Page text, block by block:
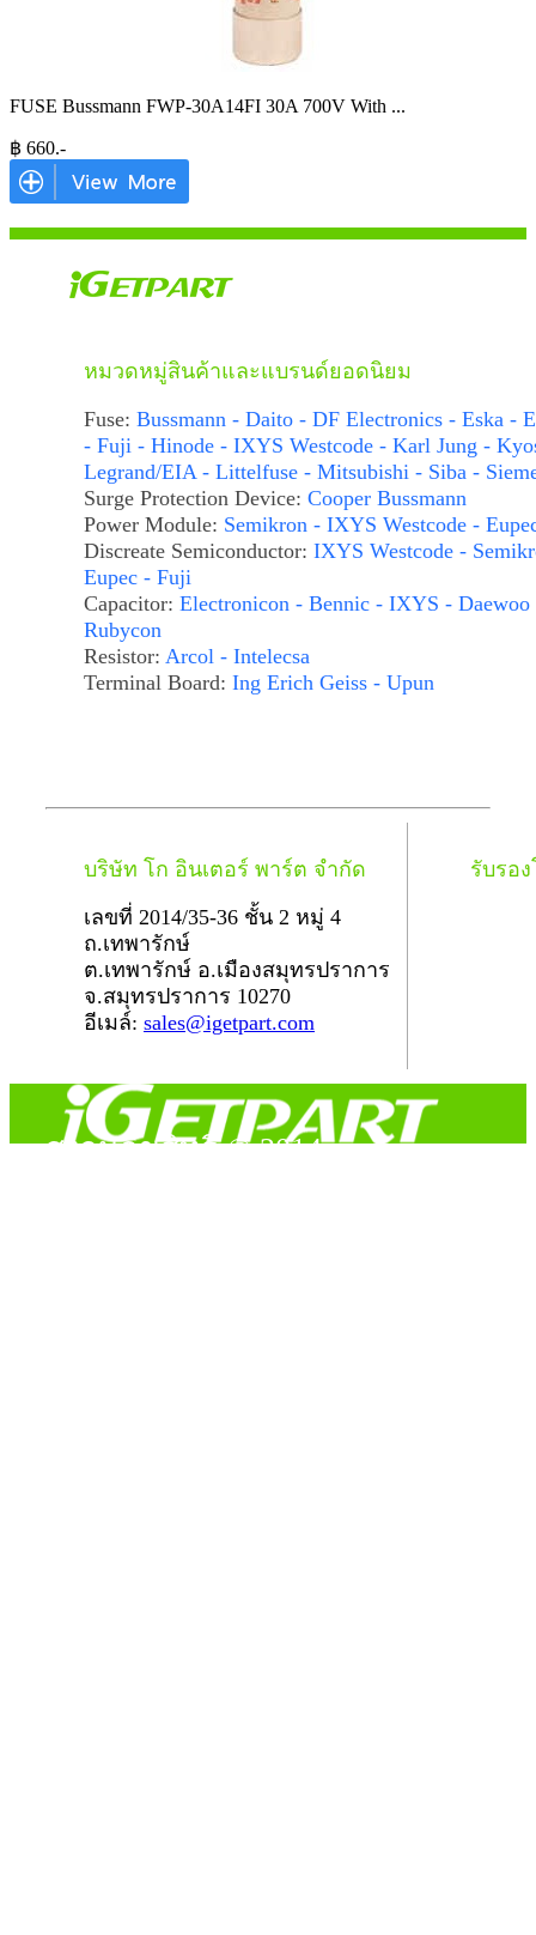
FUSE Bussmann FWP-30A14FI 30A 700V With ...
฿ 660.-
หมวดหมู่สินค้าและแบรนด์ยอดนิยม
Fuse: Bussmann - Daito - DF Electronics - Eska -
- Fuji - Hinode - IXYS Westcode - Karl Jung -
Legrand/EIA - Littelfuse - Mitsubishi - Siba -
Surge Protection Device: Cooper Bussmann
Power Module: Semikron - IXYS Westcode -
Discreate Semiconductor: IXYS Westcode -
Eupec - Fuji
Capacitor: Electronicon - Bennic - IXYS - Daewoo
Rubycon
Resistor: Arcol - Intelecsa
Terminal Board: Ing Erich Geiss - Upun
บริษัท โก อินเตอร์ พาร์ต จำกัด
เลขที่ 2014/35-36 ชั้น 2 หมู่ 4
ถ.เทพารักษ์
ต.เทพารักษ์ อ.เมืองสมุทรปราการ
จ.สมุทรปราการ 10270
อีเมล์: sales@igetpart.com
รับรอ
สงวนลิขสิทธิ์ © 2014